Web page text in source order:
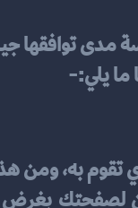
ما يلي:-
تقوم به، ومن